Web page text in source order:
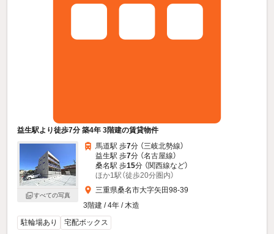
益生駅より徒歩7分 築4年 3階建の賃貸物件
すべての写真
馬道駅 歩7分 （三岐北勢線）
益生駅 歩7分 （名古屋線）
桑名駅 歩15分 （関西線など）
ほか1駅（徒歩20分圏内）
三重県桑名市大字矢田98-39
3階建 / 4年 / 木造
駐輪場あり
宅配ボックス